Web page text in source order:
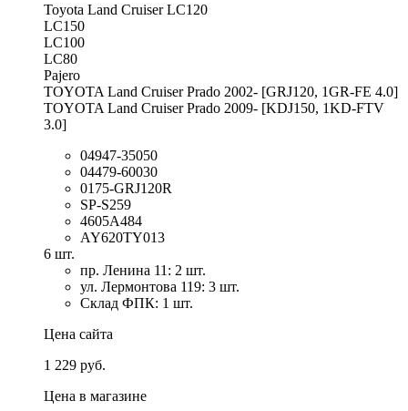
Toyota Land Cruiser LC120
LC150
LC100
LC80
Pajero
TOYOTA Land Cruiser Prado 2002- [GRJ120, 1GR-FE 4.0]
TOYOTA Land Cruiser Prado 2009- [KDJ150, 1KD-FTV
3.0]
04947-35050
04479-60030
0175-GRJ120R
SP-S259
4605A484
AY620TY013
6 шт.
пр. Ленина 11: 2 шт.
ул. Лермонтова 119: 3 шт.
Склад ФПК: 1 шт.
Цена сайта
1 229 руб.
Цена в магазине